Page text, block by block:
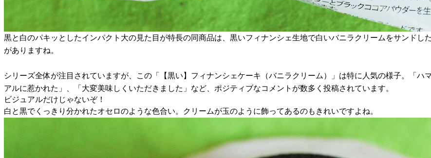
黒と白のパキッとしたインパクト大の見た目が特長の同商品は、黒いフィナンシェ生地で白いバニラクリームをサンドし
がありますね。
シリーズ全体が注目されていますが、この「【黒い】フィナンシェケーキ（バニラクリーム）」は特に人気の様子。「ハ
アルに惹かれた」、「大変美味しくいただきました」など、ポジティブなコメントが数多く投稿されています。
ビジュアルだけじゃないぞ！
白と黒でくっきり分かれたオセロのような色合い。クリームが玉のように飾ってあるのもきれいですよね。